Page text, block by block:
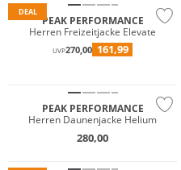
DEAL
PEAK PERFORMANCE
Herren Freizeitjacke Elevate
UVP270,00 161,99
PEAK PERFORMANCE
Herren Daunenjacke Helium
280,00
Wasserfest